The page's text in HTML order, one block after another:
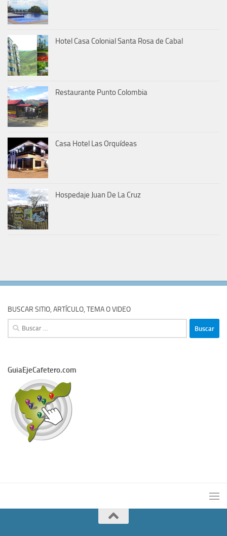
Hotel Casa Colonial Santa Rosa de Cabal
Restaurante Punto Colombia
Casa Hotel Las Orquídeas
Hospedaje Juan De La Cruz
BUSCAR SITIO, ARTÍCULO, TEMA O VIDEO
Buscar:
GuiaEjeCafetero.com